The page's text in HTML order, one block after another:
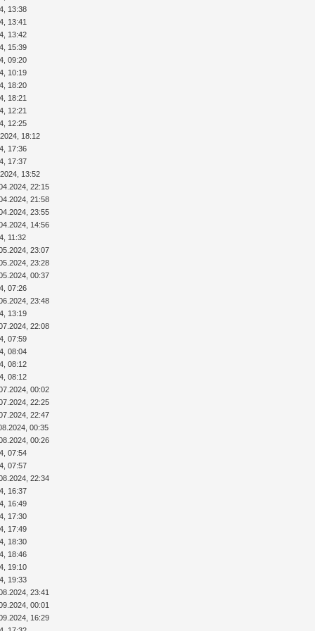
13:38
13:41
13:42
15:39
09:20
10:19
18:20
18:21
12:21
12:25
18:12
17:36
17:37
13:52
22:15
21:58
23:55
14:56
11:32
23:07
23:28
00:37
07:26
23:48
13:19
22:08
07:59
08:04
08:12
08:12
00:02
22:25
22:47
00:35
00:26
07:54
07:57
22:34
16:37
16:49
17:30
17:49
18:30
18:46
19:10
19:33
23:41
00:01
16:29